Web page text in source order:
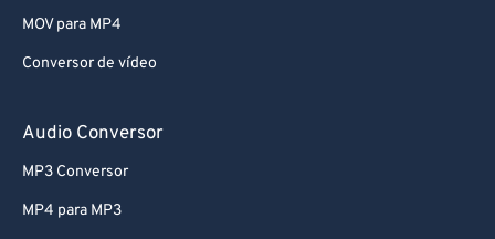
MOV para MP4
Conversor de vídeo
Audio Conversor
MP3 Conversor
MP4 para MP3